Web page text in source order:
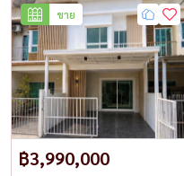
ขาย
฿3,990,000